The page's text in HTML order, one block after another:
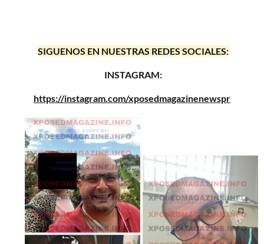
SIGUENOS EN NUESTRAS REDES SOCIALES:
INSTAGRAM:
https://instagram.com/xposedmagazinenewspr